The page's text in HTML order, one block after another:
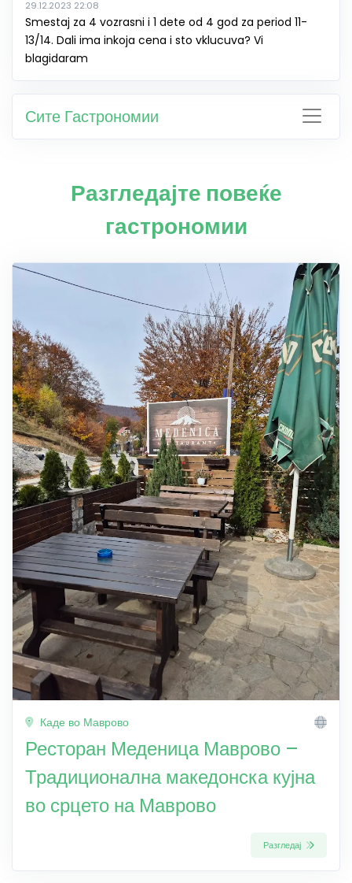
29.12.2023 22:08
Smestaj za 4 vozrasni i 1 dete od 4 god za period 11-
13/14. Dali ima inkoja cena i sto vklucuva? Vi
blagidaram
Сите Гастрономии
Разгледајте повеќе
гастрономии
Каде во Маврово
Ресторан Меденица Маврово –
Традиционална македонска кујна
во срцето на Маврово
Разгледај